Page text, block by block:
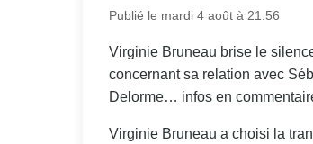
Publié le mardi 4 août à 21:56
Virginie Bruneau brise le
concernant sa relation avec
Delorme… infos en
Virginie Bruneau a choisi la